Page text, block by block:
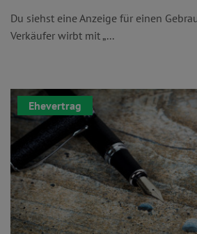
Du siehst eine Anzeige für einen
Verkäufer wirbt mit „...
Ehevertrag